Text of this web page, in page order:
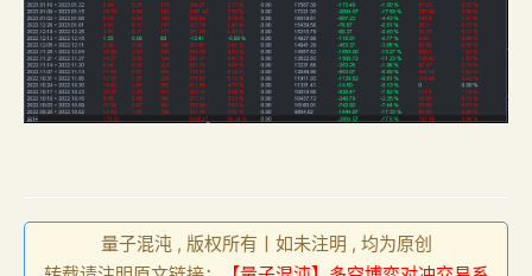
量子混沌 , 版权所有丨如未注明 , 均为原创